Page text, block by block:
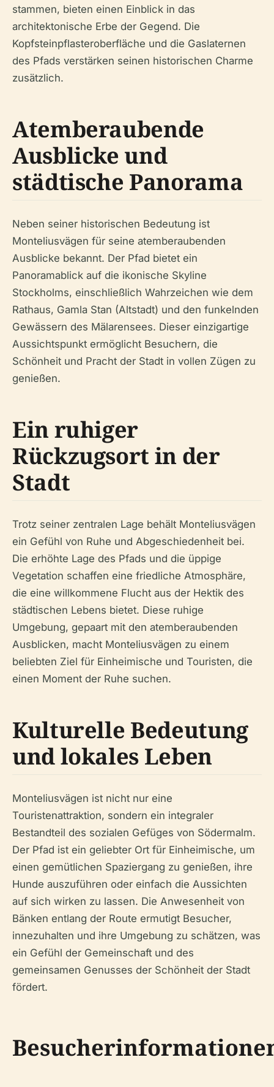
stammen, bieten einen Einblick in das
architektonische Erbe der Gegend. Die
Kopfsteinpflasteroberfläche und die Gaslaternen
des Pfads verstärken seinen historischen Charme
zusätzlich.
Atemberaubende
Ausblicke und
städtische Panorama
Neben seiner historischen Bedeutung ist
Monteliusvägen für seine atemberaubenden
Ausblicke bekannt. Der Pfad bietet ein
Panoramablick auf die ikonische Skyline
Stockholms, einschließlich Wahrzeichen wie dem
Rathaus, Gamla Stan (Altstadt) und den funkelnden
Gewässern des Mälarensees. Dieser einzigartige
Aussichtspunkt ermöglicht Besuchern, die
Schönheit und Pracht der Stadt in vollen Zügen zu
genießen.
Ein ruhiger
Rückzugsort in der
Stadt
Trotz seiner zentralen Lage behält Monteliusvägen
ein Gefühl von Ruhe und Abgeschiedenheit bei.
Die erhöhte Lage des Pfads und die üppige
Vegetation schaffen eine friedliche Atmosphäre,
die eine willkommene Flucht aus der Hektik des
städtischen Lebens bietet. Diese ruhige
Umgebung, gepaart mit den atemberaubenden
Ausblicken, macht Monteliusvägen zu einem
beliebten Ziel für Einheimische und Touristen, die
einen Moment der Ruhe suchen.
Kulturelle Bedeutung
und lokales Leben
Monteliusvägen ist nicht nur eine
Touristenattraktion, sondern ein integraler
Bestandteil des sozialen Gefüges von Södermalm.
Der Pfad ist ein geliebter Ort für Einheimische, um
einen gemütlichen Spaziergang zu genießen, ihre
Hunde auszuführen oder einfach die Aussichten
auf sich wirken zu lassen. Die Anwesenheit von
Bänken entlang der Route ermutigt Besucher,
innezuhalten und ihre Umgebung zu schätzen, was
ein Gefühl der Gemeinschaft und des
gemeinsamen Genusses der Schönheit der Stadt
fördert.